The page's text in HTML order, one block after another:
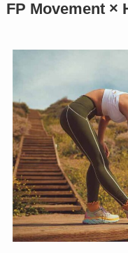
FP Movement ×